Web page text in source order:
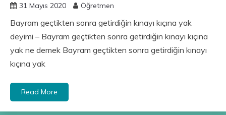
31 Mayıs 2020 Öğretmen
Bayram geçtikten sonra getirdiğin kınayı kıçına yak
deyimi – Bayram geçtikten sonra getirdiğin kınayı kıçına
yak ne demek Bayram geçtikten sonra getirdiğin kınayı
kıçına yak
Read More